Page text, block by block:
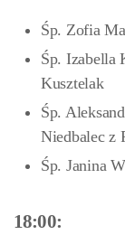
Śp. Zofia
Śp. Izabella
Kusztelak
Śp.
Niedbalec z
Śp. Janina
18:00: